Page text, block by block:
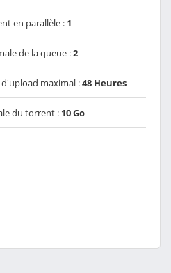
en parallèle : 1
de la queue :2
maximal :48 Heures
du torrent : 10 Go